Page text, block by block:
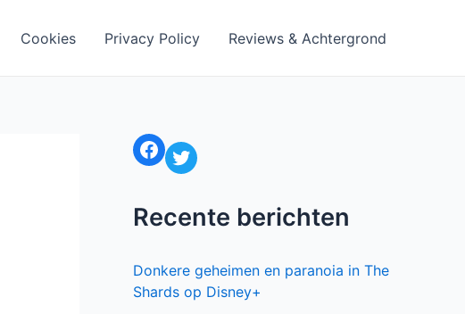
Cookies Privacy Policy Reviews & Achtergrond
Facebook Twitter
Recente berichten
Donkere geheimen en paranoia in The
Shards op Disney+